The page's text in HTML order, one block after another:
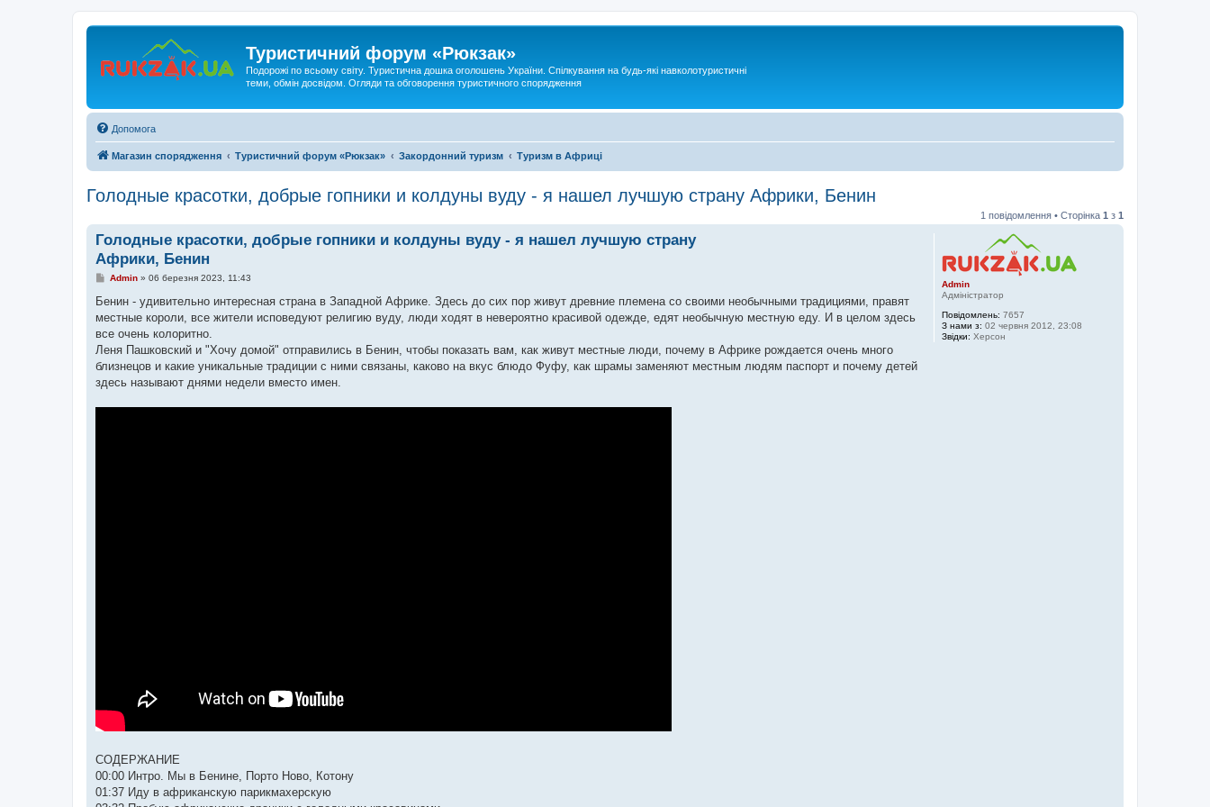
Туристичний форум «Рюкзак»
Подорожі по всьому світу. Туристична дошка оголошень України. Спілкування на будь-які навколотуристичні
теми, обмін досвідом. Огляди та обговорення туристичного спорядження
Допомога
Магазин спорядження Туристичний форум «Рюкзак» Закордонний туризм Туризм в Африці
Голодные красотки, добрые гопники и колдуны вуду - я нашел лучшую страну Африки, Бенин
1 повідомлення • Сторінка 1 з 1
Admin
Адміністратор
Повідомлень: 7657
З нами з: 02 червня 2012, 23:08
Звідки: Херсон
Голодные красотки, добрые гопники и колдуны вуду - я нашел лучшую страну
Африки, Бенин
П
в
д
о
л
е
н
Admin» 06 березня 2023, 11:43
Бенин - удивительно интересная страна в Западной Африке. Здесь до сих пор живут древние племена со своими необычными традициями, правят
местные короли, все жители исповедуют религию вуду, люди ходят в невероятно красивой одежде, едят необычную местную еду. И в целом здесь
все очень колоритно.
Леня Пашковский и "Хочу домой" отправились в Бенин, чтобы показать вам, как живут местные люди, почему в Африке рождается очень много
близнецов и какие уникальные традиции с ними связаны, каково на вкус блюдо Фуфу, как шрамы заменяют местным людям паспорт и почему детей
здесь называют днями недели вместо имен.
СОДЕРЖАНИЕ
00:00 Интро. Мы в Бенине, Порто Ново, Котону
01:37 Иду в африканскую парикмахерскую